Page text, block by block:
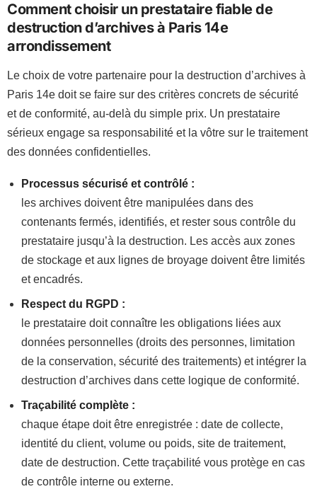
Comment choisir un prestataire fiable de
destruction d’archives à Paris 14e
arrondissement
Le choix de votre partenaire pour la destruction d’archives à
Paris 14e doit se faire sur des critères concrets de sécurité
et de conformité, au-delà du simple prix. Un prestataire
sérieux engage sa responsabilité et la vôtre sur le traitement
des données confidentielles.
Processus sécurisé et contrôlé :
les archives doivent être manipulées dans des
contenants fermés, identifiés, et rester sous contrôle du
prestataire jusqu’à la destruction. Les accès aux zones
de stockage et aux lignes de broyage doivent être limités
et encadrés.
Respect du RGPD :
le prestataire doit connaître les obligations liées aux
données personnelles (droits des personnes, limitation
de la conservation, sécurité des traitements) et intégrer la
destruction d’archives dans cette logique de conformité.
Traçabilité complète :
chaque étape doit être enregistrée : date de collecte,
identité du client, volume ou poids, site de traitement,
date de destruction. Cette traçabilité vous protège en cas
de contrôle interne ou externe.